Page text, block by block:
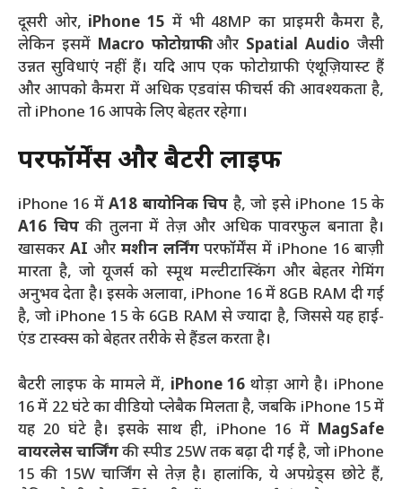
दूसरी ओर, iPhone 15 में भी 48MP का प्राइमरी कैमरा है,
लेकिन इसमें Macro फोटोग्राफीऔर Spatial Audio जैसी
उन्नत सुविधाएं नहीं हैं। यदि आप एक फोटोग्राफी एंथूज़ियास्ट हैं
और आपको कैमरा में अधिक एडवांस फीचर्स की आवश्यकता है,
तो iPhone 16 आपके लिए बेहतर रहेगा।
परफॉर्मेंस और बैटरी लाइफ
iPhone 16 मेंA18 बायोनिक चिप है, जो इसे iPhone 15 के
A16 चिपकी तुलना में तेज़ और अधिक पावरफुल बनाता है।
खासकर AI और मशीन लर्निंगपरफॉर्मेंस में iPhone 16 बाज़ी
मारता है, जो यूजर्स को स्मूथ मल्टीटास्किंग और बेहतर गेमिंग
अनुभव देता है। इसके अलावा, iPhone 16 में 8GB RAM दी गई
है, जो iPhone 15 के 6GB RAM से ज्यादा है, जिससे यह हाई-
एंड टास्क्स को बेहतर तरीके से हैंडल करता है।
बैटरी लाइफ के मामले में, iPhone 16 थोड़ा आगे है। iPhone
16 में 22 घंटे का वीडियो प्लेबैक मिलता है, जबकि iPhone 15 में
यह 20 घंटे है। इसके साथ ही, iPhone 16 में MagSafe
वायरलेस चार्जिंगकी स्पीड 25W तक बढ़ा दी गई है, जो iPhone
15 की 15W चार्जिंग से तेज़ है। हालांकि, ये अपग्रेड्स छोटे हैं,